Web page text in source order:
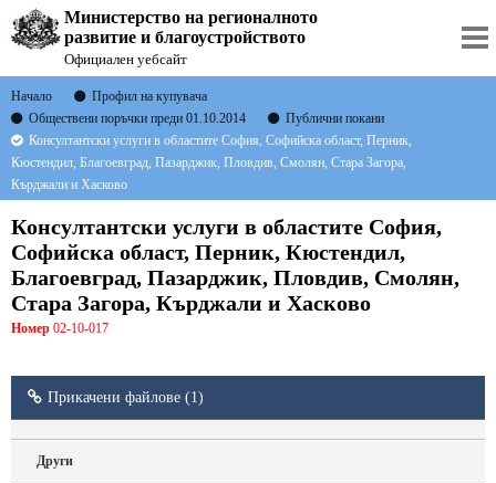
Министерство на регионалното
развитие и благоустройството
Официален уебсайт
Начало
Профил на купувача
Обществени поръчки преди 01.10.2014
Публични покани
Консултантски услуги в областите София, Софийска област, Перник,
Кюстендил, Благоевград, Пазарджик, Пловдив, Смолян, Стара Загора,
Кърджали и Хасково
Консултантски услуги в областите София,
Софийска област, Перник, Кюстендил,
Благоевград, Пазарджик, Пловдив, Смолян,
Стара Загора, Кърджали и Хасково
Номер 02-10-017
Прикачени файлове (1)
Други